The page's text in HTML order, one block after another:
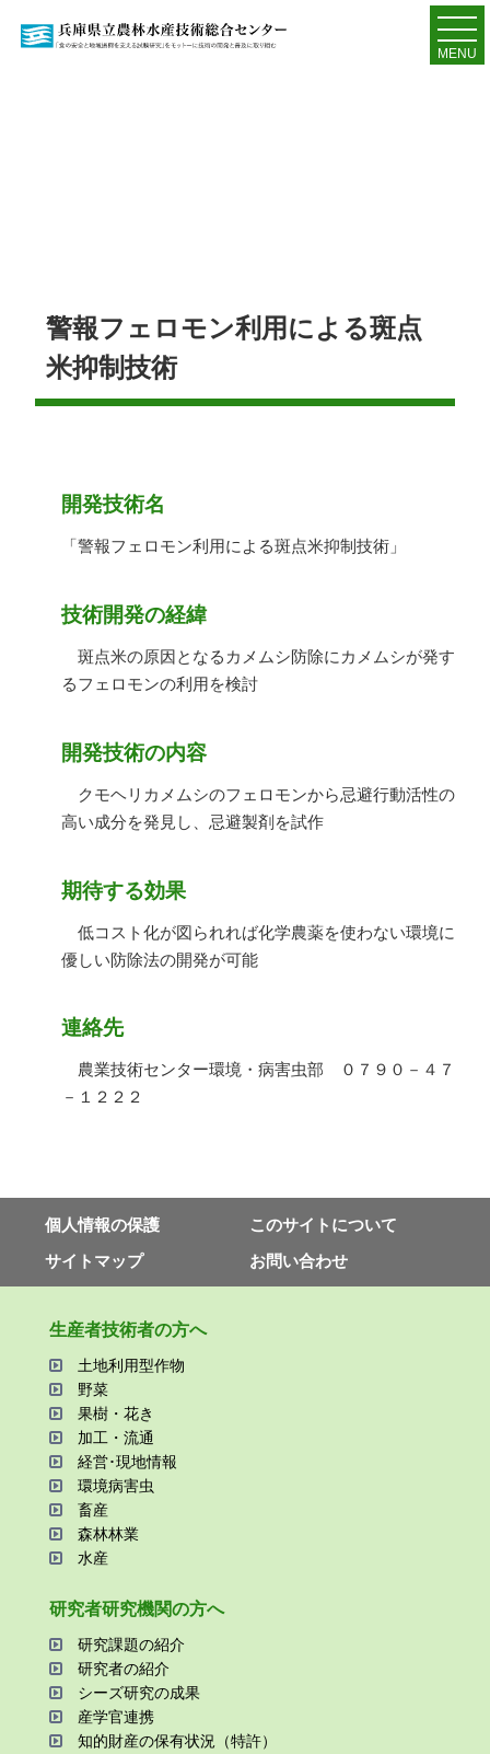
MENU
警報フェロモン利用による斑点
米抑制技術
開発技術名
「警報フェロモン利用による斑点米抑制技術」
技術開発の経緯
斑点米の原因となるカメムシ防除にカメムシが発す
るフェロモンの利用を検討
開発技術の内容
クモヘリカメムシのフェロモンから忌避行動活性の
高い成分を発見し、忌避製剤を試作
期待する効果
低コスト化が図られれば化学農薬を使わない環境に
優しい防除法の開発が可能
連絡先
農業技術センター環境・病害虫部 ０７９０－４７
－１２２２
個⼈情報の保護
このサイトについて
サイトマップ
お問い合わせ
⽣産者技術者の⽅へ
⼟地利⽤型作物
野菜
果樹・花き
加⼯・流通
経営･現地情報
環境病害⾍
畜産
森林林業
⽔産
研究者研究機関の⽅へ
研究課題の紹介
研究者の紹介
シーズ研究の成果
産学官連携
知的財産の保有状況（特許）